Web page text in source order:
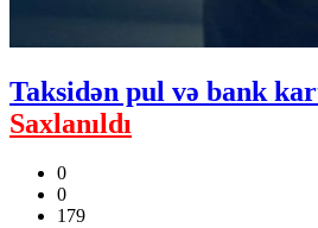
Taksidən pul və bank
Saxlanıldı
0
0
179